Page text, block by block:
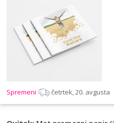
Spremeni četrtek, 20. avgusta